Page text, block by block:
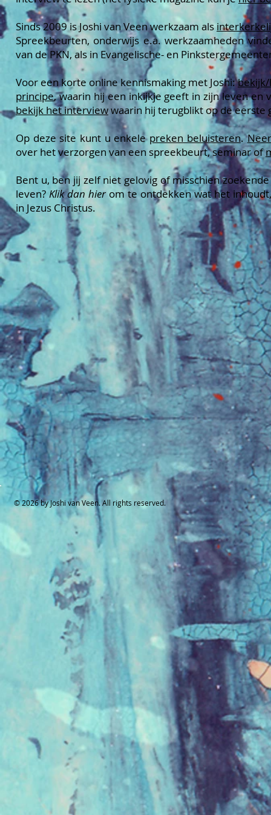
Sinds 2009 is Joshi van Veen werkzaam als
Spreekbeurten, onderwijs e.a. werkzaamheden
van de PKN, als in Evangelische- en
Voor een korte online kennismaking met Joshi:
principe, waarin hij een inkijkje geeft in zijn leven en
bekijk het interviewwaarin hij terugblikt op de eerste
Op deze site kunt u enkelepreken beluisteren.
over het verzorgen van een spreekbeurt, seminar of
Bent u, ben jij zelf niet gelovig of misschien
leven? Klik dan hierom te ontdekken wat het
in Jezus Christus.
© 2026 by Joshi van Veen. All rights reserved.